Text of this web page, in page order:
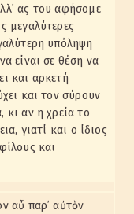
ας του αφήσομε
μεγαλύτερες
υπόληψη
είναι σε θέση να
και αρκετή
και τον σύρουν
κι αν η χρεία το
γιατί και ο ίδιος
και
αὖ παρ᾽ αὐτὸν